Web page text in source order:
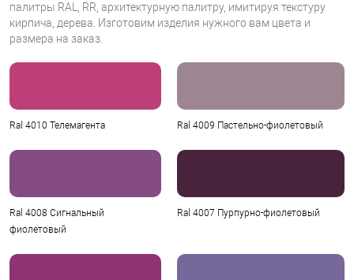
палитры RAL, RR, архитектурную палитру, имитируя текстуру
кирпича, дерева. Изготовим изделия нужного вам цвета и
размера на заказ.
Ral 4010 Телемагента Ral 4009 Пастельно-фиолетовый
Ral 4008 Сигнальный
фиолетовый
Ral 4007 Пурпурно-фиолетовый